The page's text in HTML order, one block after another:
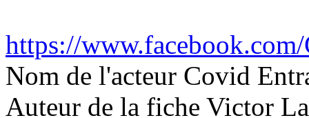
https://
Nom de l'acteur Covid
Auteur de la fiche Victor